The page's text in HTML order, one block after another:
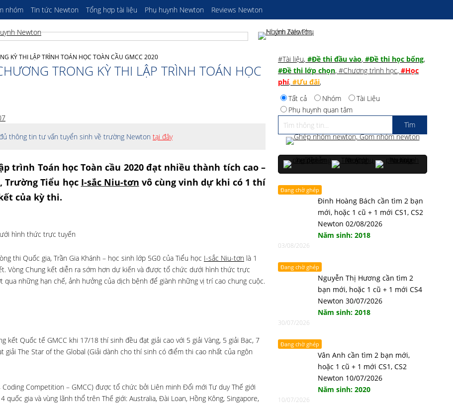
nhóm Tin tức Newton Tổng hợp tài liệu Phụ huynh Newton Reviews Newton
KỲ THI LẬP TRÌNH TOÁN HỌC TOÀN CẦU GMCC 2020
TRONG KỲ THI LẬP TRÌNH TOÁN HỌC
thông tin tư vấn tuyển sinh về trường Newton tại đây
trình Toán học Toàn cầu 2020 đạt nhiều thành tích cao –
Trường Tiểu học I-sắc Niu-tơn vô cùng vinh dự khi có 1 thí
của kỳ thi.
hình thức trực tuyến
thi Quốc gia, Trần Gia Khánh – học sinh lớp 5G0 của Tiểu học I-sắc Niu-tơn là 1
Vòng Chung kết diễn ra sớm hơn dự kiến và được tổ chức dưới hình thức trực
những hạn chế, ảnh hưởng của dịch bệnh để giành những vị trí cao chung cuộc.
Quốc tế GMCC khi 17/18 thí sinh đều đạt giải cao với 5 giải Vàng, 5 giải Bạc, 7
The Star of the Global (Giải dành cho thí sinh có điểm thi cao nhất của ngôn
Competition – GMCC) được tổ chức bởi Liên minh Đổi mới Tư duy Thế giới
gia và vùng lãnh thổ trên Thế giới: Australia, Đài Loan, Hồng Kông, Singapore,
#Tài liệu, #Đề thi đầu vào, #Đề thi học bổng,
#Đề thi lớp chọn, #Chương trình học, #Học
phí, #Ưu đãi,
Tất cả
Nhóm
Tài Liệu
Phụ huynh quan tâm
Đang chờ ghép
Đinh Hoàng Bách cần tìm 2 bạn
mới, hoặc 1 cũ + 1 mới CS1, CS2
Newton 02/08/2026
Năm sinh: 2018
03/08/2026
Đang chờ ghép
Nguyễn Thị Hương cần tìm 2
bạn mới, hoặc 1 cũ + 1 mới CS4
Newton 30/07/2026
Năm sinh: 2018
30/07/2026
Đang chờ ghép
Vân Anh cần tìm 2 bạn mới,
hoặc 1 cũ + 1 mới CS1, CS2
Newton 10/07/2026
Năm sinh: 2020
10/07/2026